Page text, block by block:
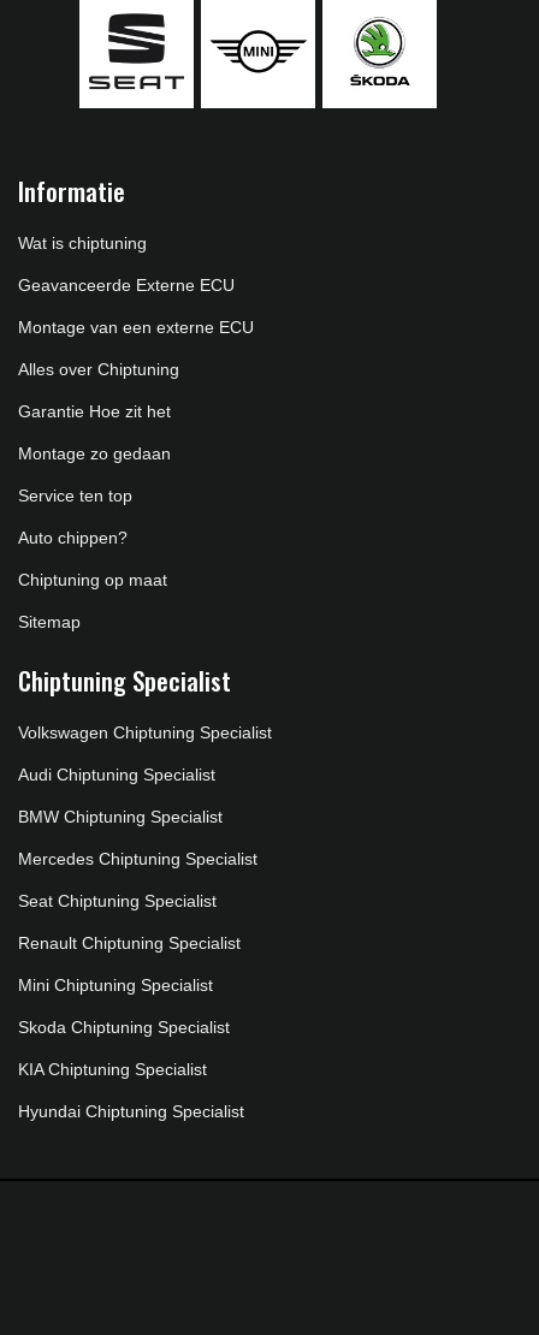
Informatie
Wat is chiptuning
Geavanceerde Externe ECU
Montage van een externe ECU
Alles over Chiptuning
Garantie Hoe zit het
Montage zo gedaan
Service ten top
Auto chippen?
Chiptuning op maat
Sitemap
Chiptuning Specialist
Volkswagen Chiptuning Specialist
Audi Chiptuning Specialist
BMW Chiptuning Specialist
Mercedes Chiptuning Specialist
Seat Chiptuning Specialist
Renault Chiptuning Specialist
Mini Chiptuning Specialist
Skoda Chiptuning Specialist
KIA Chiptuning Specialist
Hyundai Chiptuning Specialist